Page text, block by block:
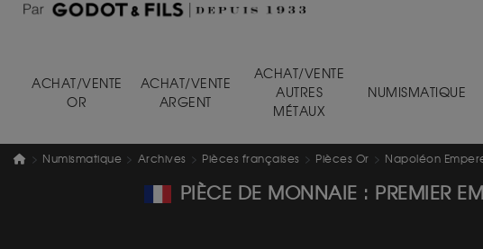
ACHAT/VENTE
OR
ACHAT/VENTE
ARGENT
ACHAT/VENTE
AUTRES
MÉTAUX
NUMISMATIQUE
Numismatique Archives Pièces françaises Pièces Or Napoléon
PIÈCE DE MONNAIE : PREMIER